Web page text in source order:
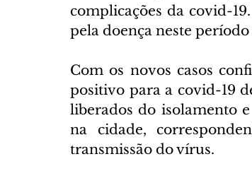
complicações da covid-
pela doença neste
Com os novos casos
positivo para a covid-19
liberados do isolamento e
na cidade,
transmissão do vírus.